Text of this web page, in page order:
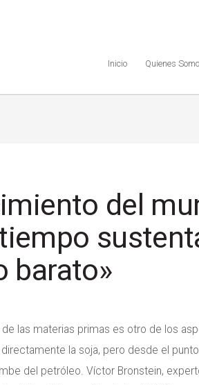
Inicio Quienes
del
barato»
las materias primas es otro de los
la soja, pero desde el
del petróleo. Víctor Bronstein,